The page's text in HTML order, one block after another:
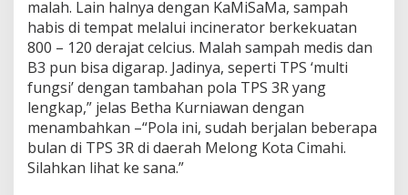
malah. Lain halnya dengan KaMiSaMa, sampah
habis di tempat melalui incinerator berkekuatan
800 – 120 derajat celcius. Malah sampah medis dan
B3 pun bisa digarap. Jadinya, seperti TPS ‘multi
fungsi’ dengan tambahan pola TPS 3R yang
lengkap,” jelas Betha Kurniawan dengan
menambahkan –“Pola ini, sudah berjalan beberapa
bulan di TPS 3R di daerah Melong Kota Cimahi.
Silahkan lihat ke sana.”